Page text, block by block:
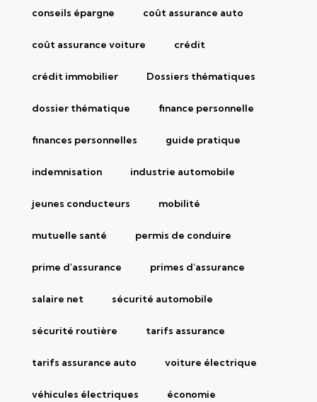
conseils épargne coût assurance auto
coût assurance voiture crédit
crédit immobilier Dossiers thématiques
dossier thématique finance personnelle
finances personnelles guide pratique
indemnisation industrie automobile
jeunes conducteurs mobilité
mutuelle santé permis de conduire
prime d'assurance primes d'assurance
salaire net sécurité automobile
sécurité routière tarifs assurance
tarifs assurance auto voiture électrique
véhicules électriques économie